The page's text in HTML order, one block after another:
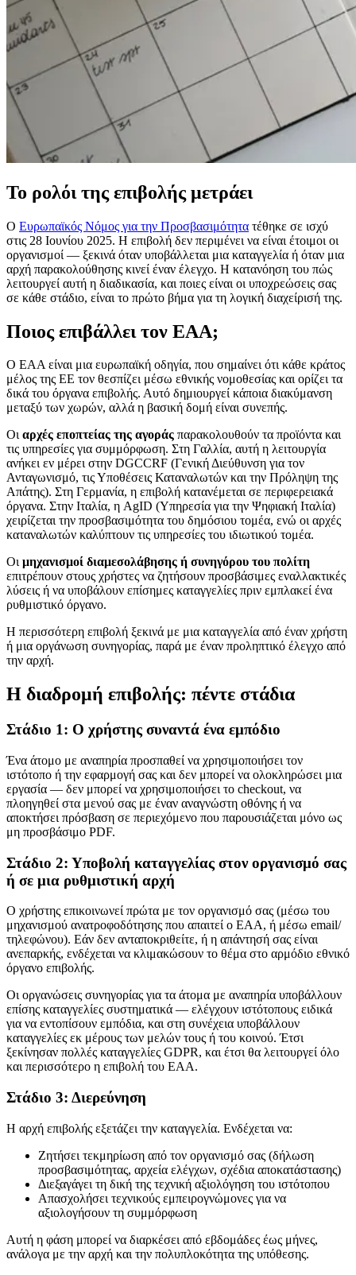
Το ρολόι της επιβολής μετράει
Ο Ευρωπαϊκός Νόμος για την Προσβασιμότητα τέθηκε σε ισχύ
στις 28 Ιουνίου 2025. Η επιβολή δεν περιμένει να είναι έτοιμοι οι
οργανισμοί — ξεκινά όταν υποβάλλεται μια καταγγελία ή όταν μια
αρχή παρακολούθησης κινεί έναν έλεγχο. Η κατανόηση του πώς
λειτουργεί αυτή η διαδικασία, και ποιες είναι οι υποχρεώσεις σας
σε κάθε στάδιο, είναι το πρώτο βήμα για τη λογική διαχείρισή της.
Ποιος επιβάλλει τον EAA;
Ο EAA είναι μια ευρωπαϊκή οδηγία, που σημαίνει ότι κάθε κράτος
μέλος της ΕΕ τον θεσπίζει μέσω εθνικής νομοθεσίας και ορίζει τα
δικά του όργανα επιβολής. Αυτό δημιουργεί κάποια διακύμανση
μεταξύ των χωρών, αλλά η βασική δομή είναι συνεπής.
Οιαρχές εποπτείας της αγοράς παρακολουθούν τα προϊόντα και
τις υπηρεσίες για συμμόρφωση. Στη Γαλλία, αυτή η λειτουργία
ανήκει εν μέρει στην DGCCRF (Γενική Διεύθυνση για τον
Ανταγωνισμό, τις Υποθέσεις Καταναλωτών και την Πρόληψη της
Απάτης). Στη Γερμανία, η επιβολή κατανέμεται σε περιφερειακά
όργανα. Στην Ιταλία, η AgID (Υπηρεσία για την Ψηφιακή Ιταλία)
χειρίζεται την προσβασιμότητα του δημόσιου τομέα, ενώ οι αρχές
καταναλωτών καλύπτουν τις υπηρεσίες του ιδιωτικού τομέα.
Οιμηχανισμοί διαμεσολάβησης ή συνηγόρου του πολίτη
επιτρέπουν στους χρήστες να ζητήσουν προσβάσιμες εναλλακτικές
λύσεις ή να υποβάλουν επίσημες καταγγελίες πριν εμπλακεί ένα
ρυθμιστικό όργανο.
Η περισσότερη επιβολή ξεκινά με μια καταγγελία από έναν χρήστη
ή μια οργάνωση συνηγορίας, παρά με έναν προληπτικό έλεγχο από
την αρχή.
Η διαδρομή επιβολής: πέντε στάδια
Στάδιο 1: Ο χρήστης συναντά ένα εμπόδιο
Ένα άτομο με αναπηρία προσπαθεί να χρησιμοποιήσει τον
ιστότοπο ή την εφαρμογή σας και δεν μπορεί να ολοκληρώσει μια
εργασία — δεν μπορεί να χρησιμοποιήσει το checkout, να
πλοηγηθεί στα μενού σας με έναν αναγνώστη οθόνης ή να
αποκτήσει πρόσβαση σε περιεχόμενο που παρουσιάζεται μόνο ως
μη προσβάσιμο PDF.
Στάδιο 2: Υποβολή καταγγελίας στον οργανισμό σας
ή σε μια ρυθμιστική αρχή
Ο χρήστης επικοινωνεί πρώτα με τον οργανισμό σας (μέσω του
μηχανισμού ανατροφοδότησης που απαιτεί ο EAA, ή μέσω email/
τηλεφώνου). Εάν δεν ανταποκριθείτε, ή η απάντησή σας είναι
ανεπαρκής, ενδέχεται να κλιμακώσουν το θέμα στο αρμόδιο εθνικό
όργανο επιβολής.
Οι οργανώσεις συνηγορίας για τα άτομα με αναπηρία υποβάλλουν
επίσης καταγγελίες συστηματικά — ελέγχουν ιστότοπους ειδικά
για να εντοπίσουν εμπόδια, και στη συνέχεια υποβάλλουν
καταγγελίες εκ μέρους των μελών τους ή του κοινού. Έτσι
ξεκίνησαν πολλές καταγγελίες GDPR, και έτσι θα λειτουργεί όλο
και περισσότερο η επιβολή του EAA.
Στάδιο 3: Διερεύνηση
Η αρχή επιβολής εξετάζει την καταγγελία. Ενδέχεται να:
Ζητήσει τεκμηρίωση από τον οργανισμό σας (δήλωση
προσβασιμότητας, αρχεία ελέγχων, σχέδια αποκατάστασης)
Διεξαγάγει τη δική της τεχνική αξιολόγηση του ιστότοπου
Απασχολήσει τεχνικούς εμπειρογνώμονες για να
αξιολογήσουν τη συμμόρφωση
Αυτή η φάση μπορεί να διαρκέσει από εβδομάδες έως μήνες,
ανάλογα με την αρχή και την πολυπλοκότητα της υπόθεσης.